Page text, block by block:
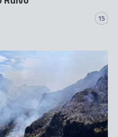
15